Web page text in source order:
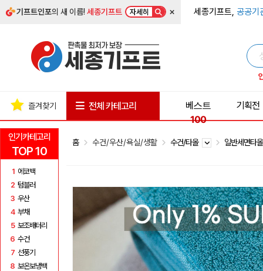
기프트인포의 새 이름!세종기프트 자세히 × 세종기프트, 공공기
인기카테고리
TOP 10
1 에코백
2 텀블러
3 우산
4 부채
5 보조배터리
6 수건
7 선풍기
8 보온보냉백
즐겨찾기 전체 카테고리
베스트
100
기획전
홈 수건/우산/욕실/생활 수건/타올 일반세면타